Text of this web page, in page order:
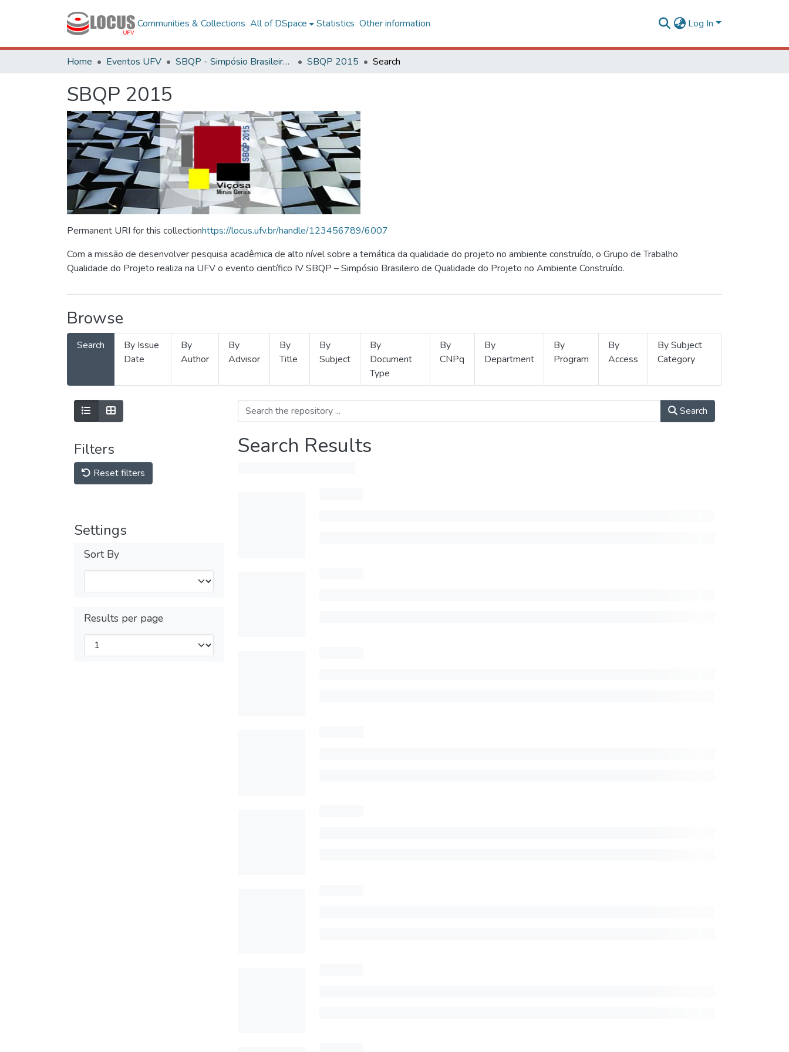
Communities & Collections All of DSpace Statistics Other information Log In
Home Eventos UFV SBQP - Simpósio Brasileiro de Qualidade do Projeto no Ambiente Construído SBQP 2015 Search
SBQP 2015
Permanent URI for this collectionhttps://locus.ufv.br/handle/123456789/6007
Com a missão de desenvolver pesquisa acadêmica de alto nível sobre a temática da qualidade do projeto no ambiente construído, o Grupo de Trabalho
Qualidade do Projeto realiza na UFV o evento científico IV SBQP – Simpósio Brasileiro de Qualidade do Projeto no Ambiente Construído.
Browse
Search
By Issue
Date
By
Author
By
Advisor
By
Title
By
Subject
By
Document
Type
By
CNPq
By
Department
By
Program
By
Access
By Subject
Category
Filters
Reset filters
Settings
Sort By
Results per page
Search
Search Results